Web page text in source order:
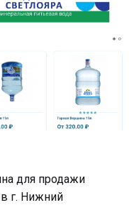
для продажи
г. Нижний